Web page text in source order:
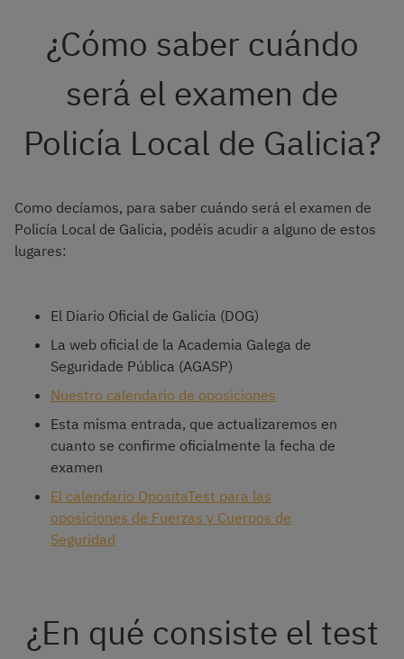
¿Cómo saber cuándo
será el examen de
Policía Local de Galicia?
Como decíamos, para saber cuándo será el examen de
Policía Local de Galicia, podéis acudir a alguno de estos
lugares:
El Diario Oficial de Galicia (DOG)
La web oficial de la Academia Galega de
Seguridade Pública (AGASP)
Nuestro calendario de oposiciones
Esta misma entrada, que actualizaremos en
cuanto se confirme oficialmente la fecha de
examen
El calendario OpositaTest para las
oposiciones de Fuerzas y Cuerpos de
Seguridad
¿En qué consiste el test